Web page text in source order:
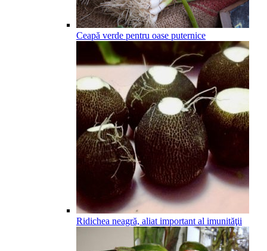
Ceapă verde pentru oase puternice
Ridichea neagră, aliat important al imunităţii